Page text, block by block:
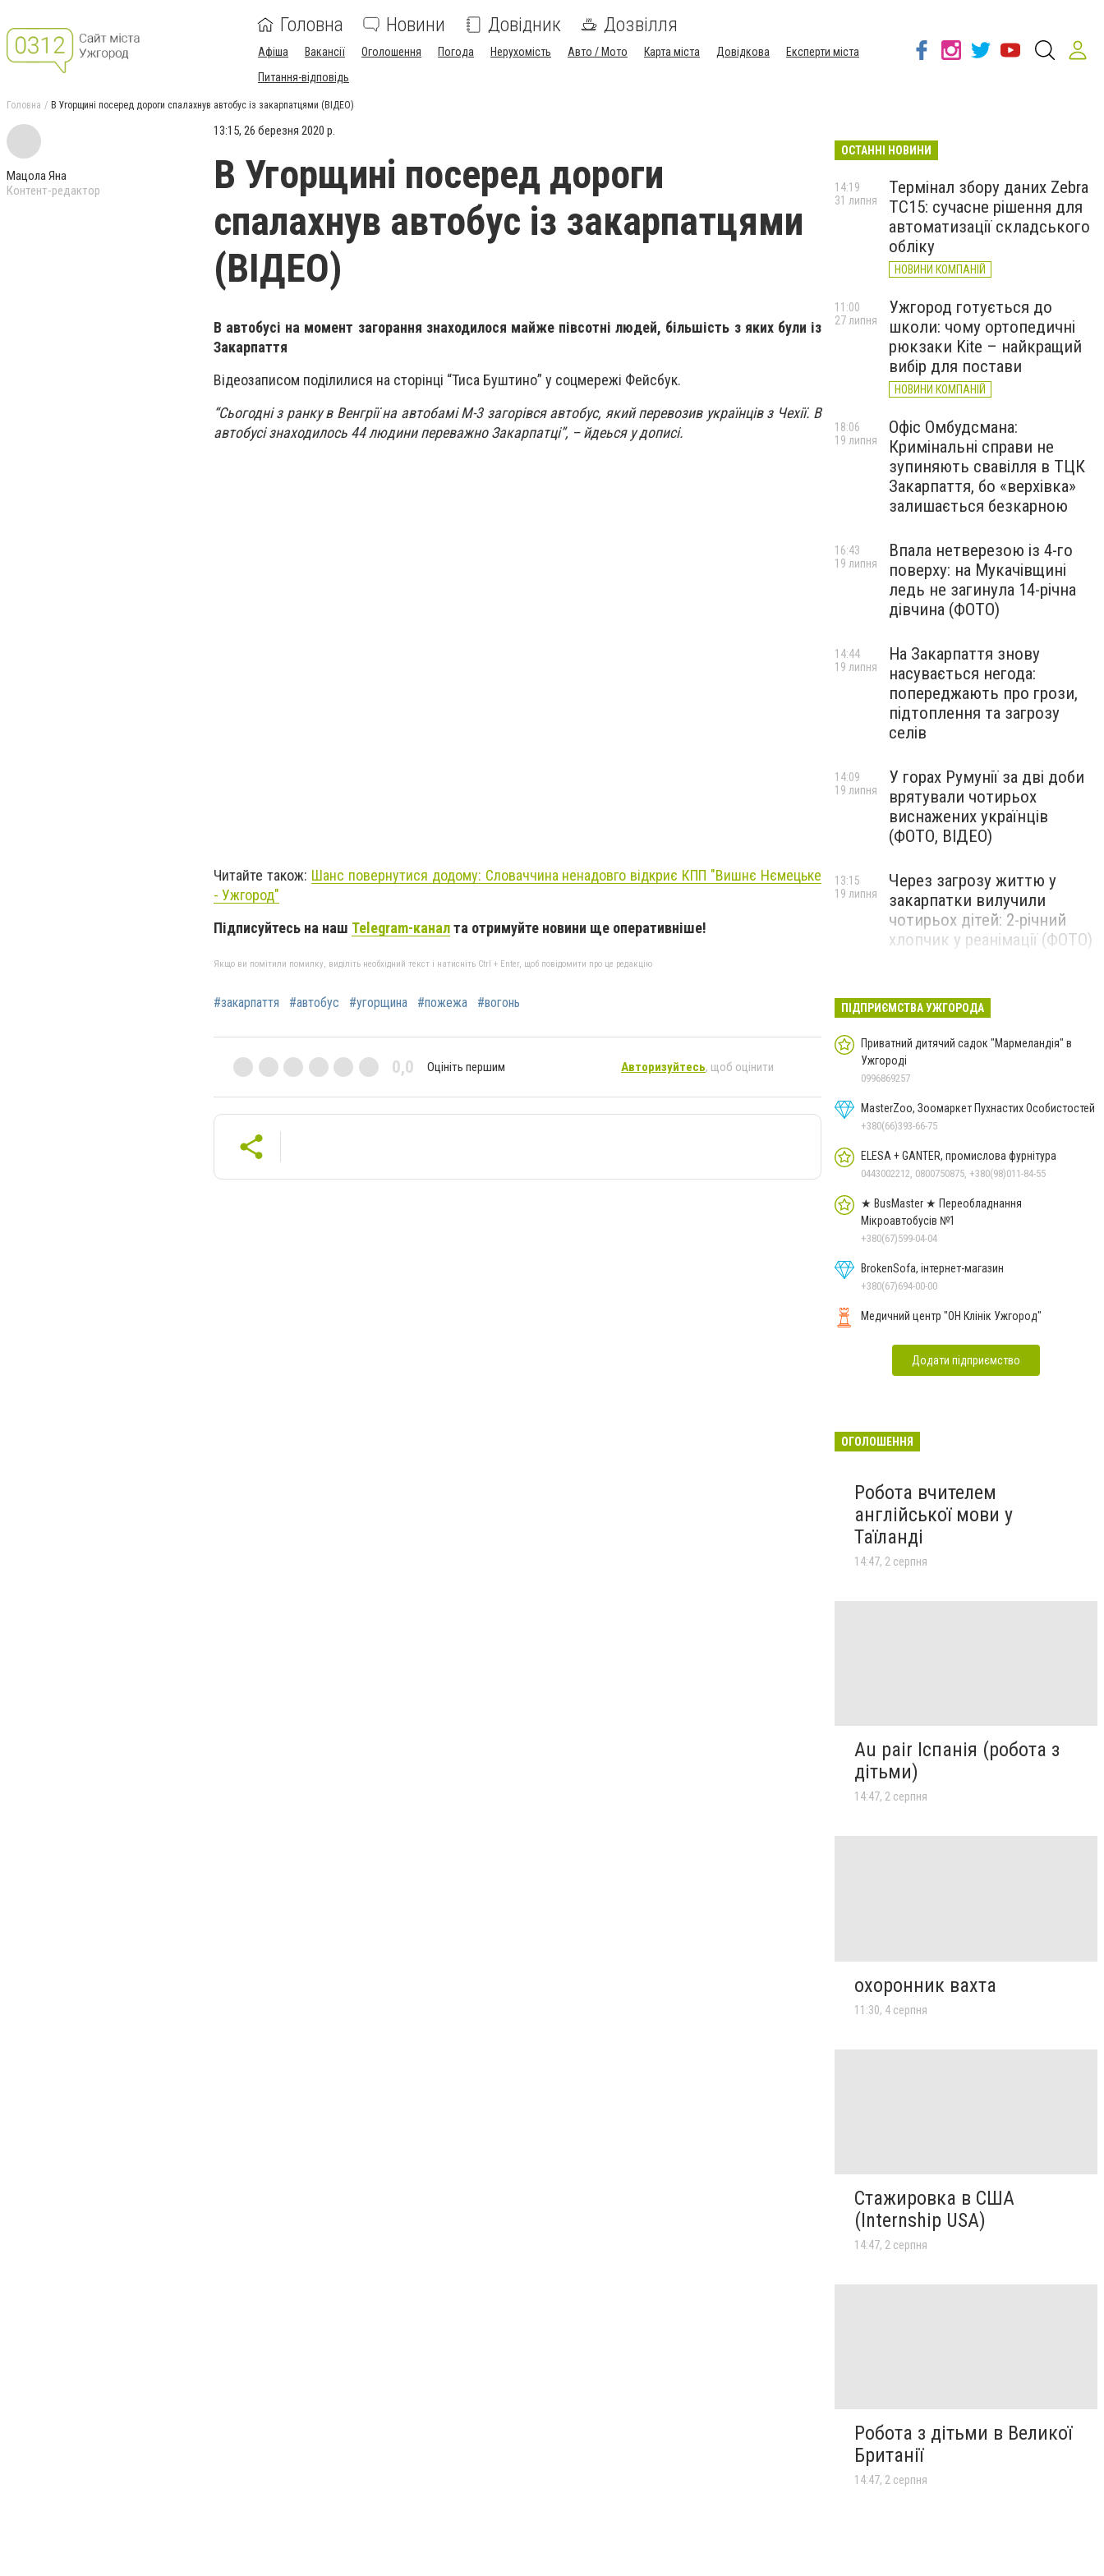
Головна Новини Довідник Дозвілля
Афіша Вакансії Оголошення Погода Нерухомість Авто / Мото Карта міста Довідкова
Експерти міста
Питання-відповідь
Головна В Угорщині посеред дороги спалахнув автобус із закарпатцями (ВІДЕО)
Мацола Яна
Контент-редактор
13:15, 26 березня 2020 р.
В Угорщині посеред дороги
спалахнув автобус із закарпатцями
(ВІДЕО)
В автобусі на момент загорання знаходилося майже півсотні людей, більшість з яких були із
Закарпаття
Відеозаписом поділилися на сторінці “Тиса Буштино” у соцмережі Фейсбук.
“Сьогодні з ранку в Венгрії на автобамі М-3 загорівся автобус, який перевозив українців з Чехії. В
автобусі знаходилось 44 людини переважно Закарпатці”, – йдеься у дописі.
Читайте також: Шанс повернутися додому: Словаччина ненадовго відкриє КПП "Вишнє Нємецьке
- Ужгород"
Підписуйтесь на наш Telegram-каналта отримуйте новини ще оперативніше!
Якщо ви помітили помилку, виділіть необхідний текст і натисніть Ctrl + Enter, щоб повідомити про це редакцію
#закарпаття #автобус #угорщина #пожежа #вогонь
0,0 Оцініть першим Авторизуйтесь, щоб оцінити
ОСТАННІ НОВИНИ
Термінал збору даних Zebra
TC15: сучасне рішення для
автоматизації складського
обліку
НОВИНИ КОМПАНІЙ
14:19
31 липня
Ужгород готується до
школи: чому ортопедичні
рюкзаки Kite – найкращий
вибір для постави
НОВИНИ КОМПАНІЙ
11:00
27 липня
Офіс Омбудсмана:
Кримінальні справи не
зупиняють свавілля в ТЦК
Закарпаття, бо «верхівка»
залишається безкарною
18:06
19 липня
Впала нетверезою із 4-го
поверху: на Мукачівщині
ледь не загинула 14-річна
дівчина (ФОТО)
16:43
19 липня
На Закарпаття знову
насувається негода:
попереджають про грози,
підтоплення та загрозу
селів
14:44
19 липня
У горах Румунії за дві доби
врятували чотирьох
виснажених українців
(ФОТО, ВІДЕО)
14:09
19 липня
Через загрозу життю у
закарпатки вилучили
чотирьох дітей: 2-річний
хлопчик у реанімації (ФОТО)
13:15
19 липня
полеглим захисником
Артемом Ромчаком
19 липня
ПІДПРИЄМСТВА УЖГОРОДА
Приватний дитячий садок "Мармеландія" в
Ужгороді
0996869257
MasterZoo, Зоомаркет Пухнастих Особистостей
+380(66)393-66-75
ELESA + GANTER, промислова фурнітура
0443002212, 0800750875, +380(98)011-84-55
★ BusMaster ★ Переобладнання
Мікроавтобусів №1
+380(67)599-04-04
BrokenSofa, інтернет-магазин
+380(67)694-00-00
Медичний центр "ОН Клінік Ужгород"
Додати підприємство
ОГОЛОШЕННЯ
Робота вчителем
англійської мови у
Таїланді
14:47, 2 серпня
Au pair Іспанія (робота з
дітьми)
14:47, 2 серпня
охоронник вахта
11:30, 4 серпня
Стажировка в США
(Internship USA)
14:47, 2 серпня
Робота з дітьми в Великої
Британії
14:47, 2 серпня